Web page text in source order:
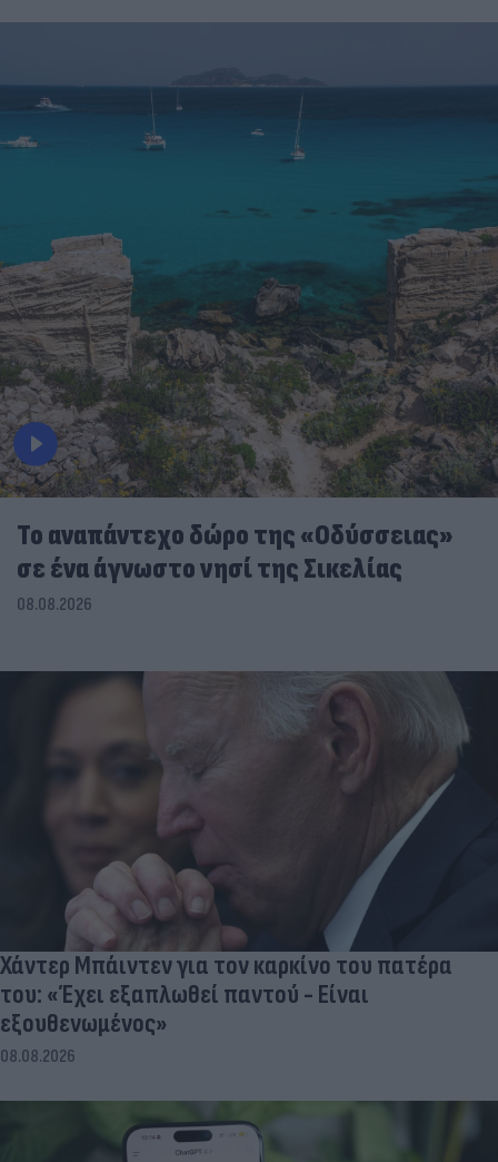
To αναπάντεχο δώρο της «Οδύσσειας»
σε ένα άγνωστο νησί της Σικελίας
08.08.2026
Χάντερ Μπάιντεν για τον καρκίνο του πατέρα
του: «Έχει εξαπλωθεί παντού - Είναι
εξουθενωμένος»
08.08.2026